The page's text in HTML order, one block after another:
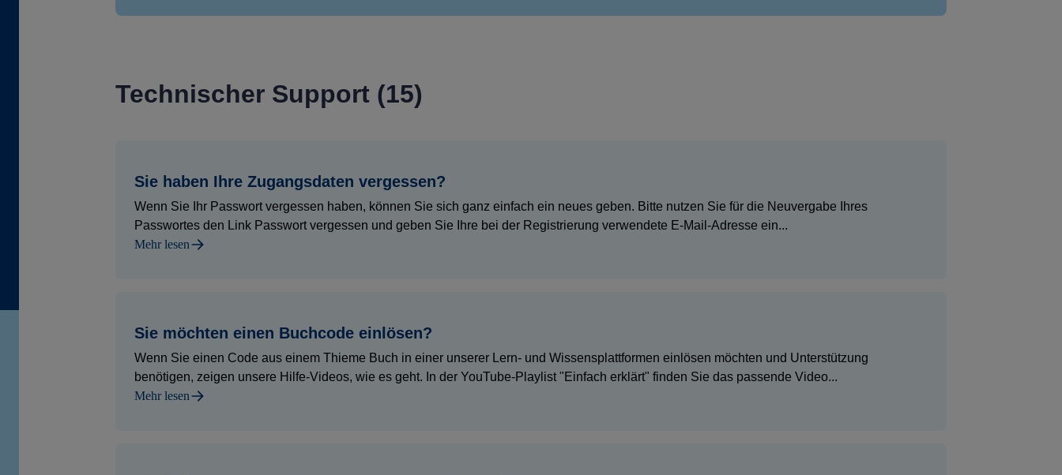
Technischer Support (15)
Sie haben Ihre Zugangsdaten vergessen?
Wenn Sie Ihr Passwort vergessen haben, können Sie sich ganz einfach ein neues geben. Bitte nutzen Sie für die Neuvergabe Ihres
Passwortes den Link Passwort vergessen und geben Sie Ihre bei der Registrierung verwendete E-Mail-Adresse ein...
Mehr lesen
Sie möchten einen Buchcode einlösen?
Wenn Sie einen Code aus einem Thieme Buch in einer unserer Lern- und Wissensplattformen einlösen möchten und Unterstützung
benötigen, zeigen unsere Hilfe-Videos, wie es geht. In der YouTube-Playlist "Einfach erklärt" finden Sie das passende Video...
Mehr lesen